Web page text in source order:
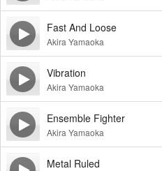
Fast And Loose
Akira Yamaoka
Vibration
Akira Yamaoka
Ensemble Fighter
Akira Yamaoka
Metal Ruled